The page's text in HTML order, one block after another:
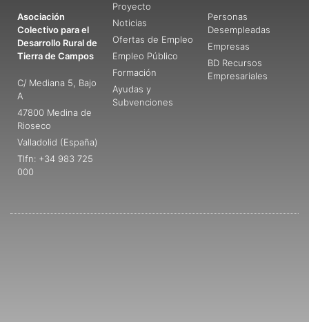
Asociación
Colectivo para el
Desarrollo Rural de
Tierra de Campos
C/ Mediana 5, Bajo
A
47800 Medina de
Rioseco
Valladolid (España)
Tlfn: +34 983 725
000
Proyecto
Noticias
Ofertas de Empleo
Empleo Público
Formación
Ayudas y
Subvenciones
Personas
Desempleadas
Empresas
BD Recursos
Empresariales